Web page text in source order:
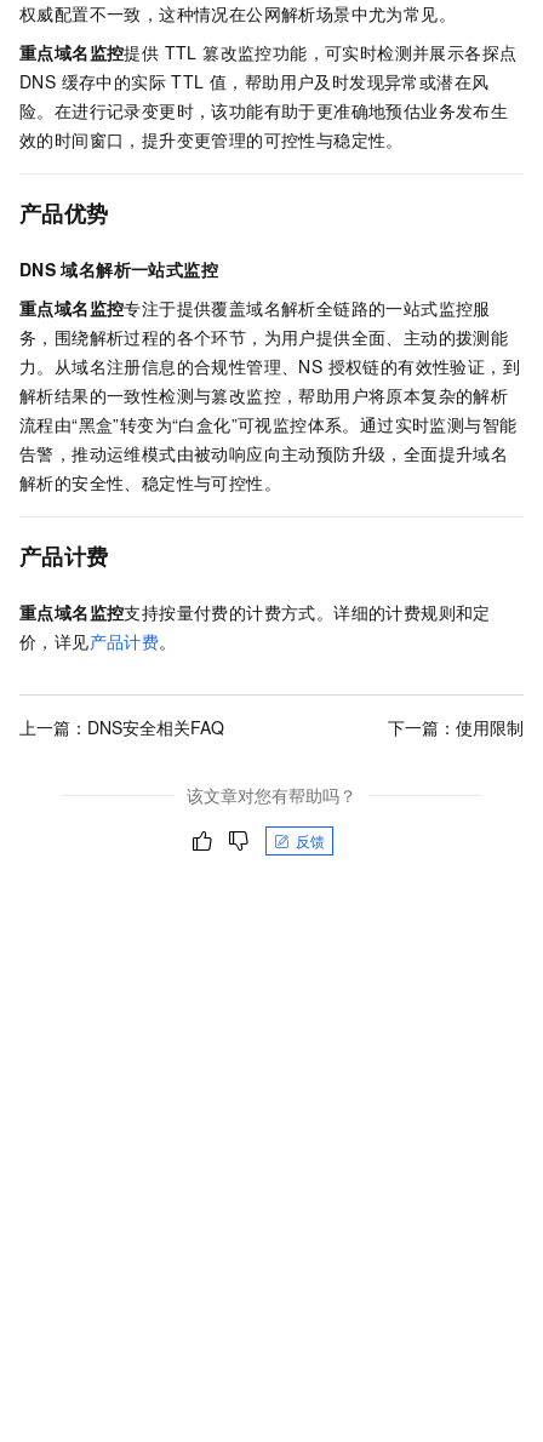
权威配置不一致，这种情况在公网解析场景中尤为常见。
重点域名监控提供 TTL 篡改监控功能，可实时检测并展示各探点
DNS 缓存中的实际 TTL 值，帮助用户及时发现异常或潜在风
险。在进行记录变更时，该功能有助于更准确地预估业务发布生
效的时间窗口，提升变更管理的可控性与稳定性。
产品优势
DNS 域名解析一站式监控
重点域名监控专注于提供覆盖域名解析全链路的一站式监控服
务，围绕解析过程的各个环节，为用户提供全面、主动的拨测能
力。从域名注册信息的合规性管理、NS 授权链的有效性验证，到
解析结果的一致性检测与篡改监控，帮助用户将原本复杂的解析
流程由“黑盒”转变为“白盒化”可视监控体系。通过实时监测与智能
告警，推动运维模式由被动响应向主动预防升级，全面提升域名
解析的安全性、稳定性与可控性。
产品计费
重点域名监控支持按量付费的计费方式。详细的计费规则和定
价，详见产品计费。
上一篇： DNS安全相关FAQ 下一篇： 使用限制
该文章对您有帮助吗？
反馈